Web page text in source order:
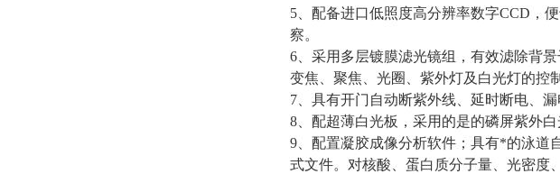
5、配备进口低照度高分辨率数字CCD，
察。
6、采用多层镀膜滤光镜组，有效滤除背
变焦、聚焦、光圈、紫外灯及白光灯的控
7、具有开门自动断紫外线、延时断电、
8、配超薄白光板，采用的是的磷屏紫外白
9、配置凝胶成像分析软件；具有*的泳道
式文件。对核酸、蛋白质分子量、光密度